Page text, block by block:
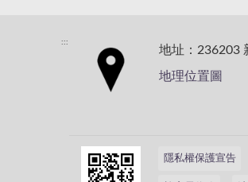
:::
地址：236203
地理位置圖
隱私權保護宣告